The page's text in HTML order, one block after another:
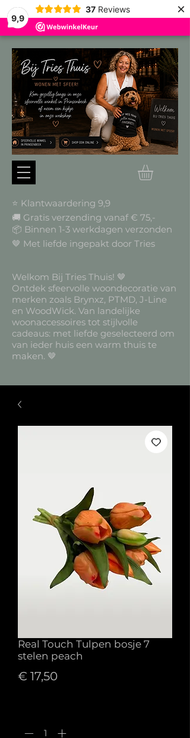
9,9
37 Reviews ×
⭐ Klantwaardering 9,9
🚚 Gratis verzending vanaf € 75,-
📦 Binnen 1-3 werkdagen verzonden
🤎 Met liefde ingepakt door Tries
Welkom Bij Tries Thuis! 🤎
Ontdek sfeervolle woondecoratie van
merken zoals Brynxz, PTMD, J-Line
en WoodWick. Van landelijke
woonaccessoires tot stijlvolle
cadeaus: met liefde geselecteerd om
van ieder huis een warm thuis te
maken. 🤎
Real Touch Tulpen bosje 7
stelen peach
€ 17,50Prijs